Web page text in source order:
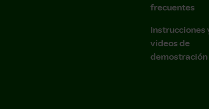
frecuentes
Instrucciones
videos de
demostración